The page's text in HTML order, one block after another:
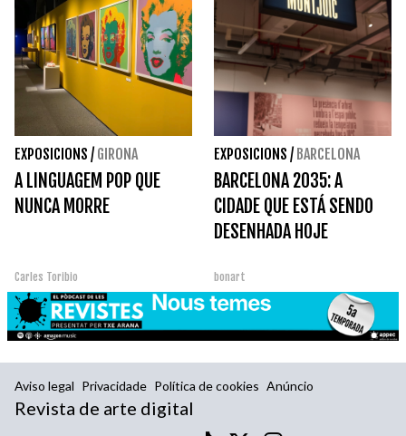
EXPOSICIONS / GIRONA
A LINGUAGEM POP QUE
NUNCA MORRE
Carles Toribio
EXPOSICIONS / BARCELONA
BARCELONA 2035: A
CIDADE QUE ESTÁ SENDO
DESENHADA HOJE
bonart
Aviso legal Privacidade Política de cookies Anúncio
Revista de arte digital